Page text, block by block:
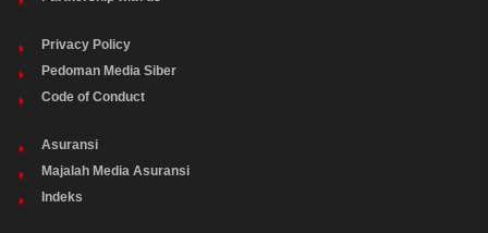
Privacy Policy
Pedoman Media Siber
Code of Conduct
Asuransi
Majalah Media Asuransi
Indeks